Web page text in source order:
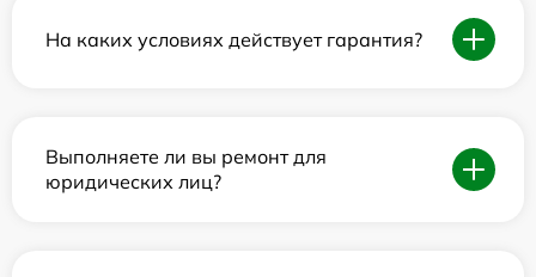
На каких условиях действует гарантия?
Выполняете ли вы ремонт для
юридических лиц?